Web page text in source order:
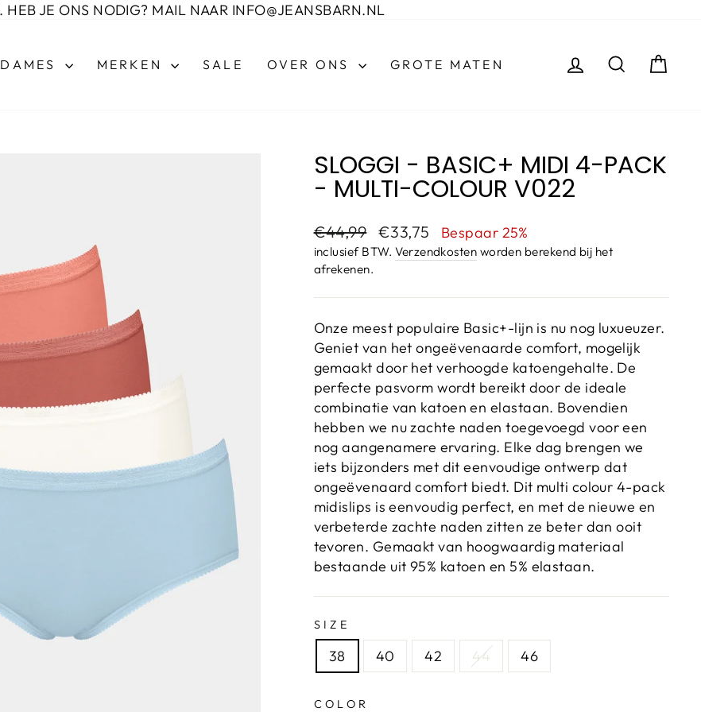
JE ONS NODIG? MAIL NAAR INFO@JEANSBARN.NL
DAMES MERKEN SALE OVER ONS GROTE MATEN INLOGGEN
ZOEKEN
SLOGGI - BASIC+ MIDI 4-PACK
- MULTI-COLOUR V022
Adviesprijs
€44,99 Aanbiedingsprijs
€33,75 Bespaar 25%
inclusief BTW.Verzendkosten worden berekend bij het
afrekenen.
Onze meest populaire Basic+-lijn is nu nog luxueuzer.
Geniet van het ongeëvenaarde comfort, mogelijk
gemaakt door het verhoogde katoengehalte. De
perfecte pasvorm wordt bereikt door de ideale
combinatie van katoen en elastaan. Bovendien
hebben we nu zachte naden toegevoegd voor een
nog aangenamere ervaring. Elke dag brengen we
iets bijzonders met dit eenvoudige ontwerp dat
ongeëvenaard comfort biedt. Dit multi colour 4-pack
midislips is eenvoudig perfect, en met de nieuwe en
verbeterde zachte naden zitten ze beter dan ooit
tevoren. Gemaakt van hoogwaardig materiaal
bestaande uit 95% katoen en 5% elastaan.
SIZE
38 40 42 44 46
COLOR